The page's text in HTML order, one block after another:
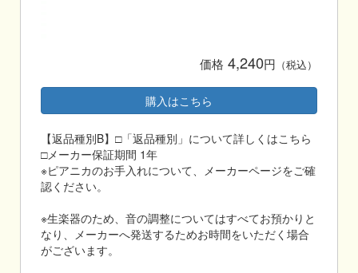
価格 4,240円 （税込）
購入はこちら
【返品種別B】□「返品種別」について詳しくはこちら
□メーカー保証期間 1年
※ピアニカのお手入れについて、メーカーページをご確
認ください。
※生楽器のため、音の調整についてはすべてお預かりと
なり、メーカーへ発送するためお時間をいただく場合
がございます。